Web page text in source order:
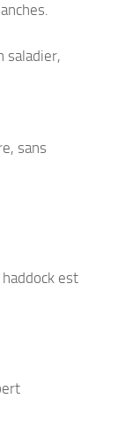
saladier,
sans
est